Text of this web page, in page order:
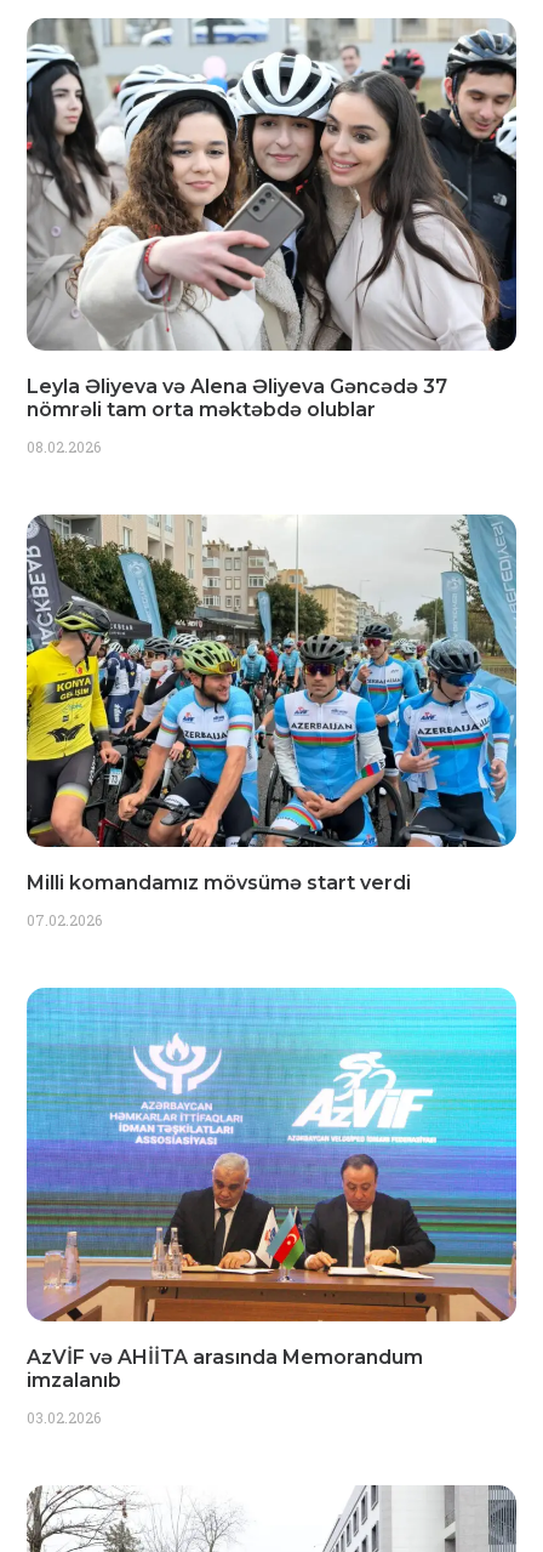
Leyla Əliyeva və Alena Əliyeva Gəncədə 37
nömrəli tam orta məktəbdə olublar
08.02.2026
Milli komandamız mövsümə start verdi
07.02.2026
AzVİF və AHİİTA arasında Memorandum
imzalanıb
03.02.2026